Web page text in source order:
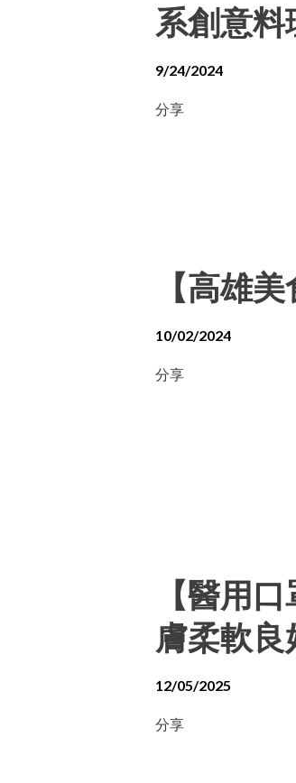
系創意料
9/24/2024
分享
【高雄
10/02/2024
分享
【醫用
膚柔軟
12/05/2025
分享